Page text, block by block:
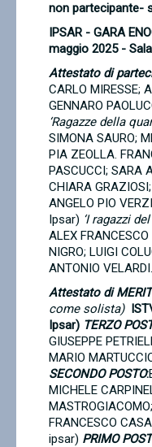
non partecipante-
IPSAR - GARA
maggio 2025-
Attestato di
CARLO MIRESSE;
GENNARO
‘Ragazze della
SIMONA SAURO;
PIA ZEOLLA.
PASCUCCI; SARA
CHIARA
ANGELO PIO
Ipsar) ‘I ragazzi
ALEX
NIGRO; LUIGI
ANTONIO
Attestato di
come solista)
Ipsar) TERZO
GIUSEPPE
MARIO
SECONDO POSTO:
MICHELE
FRANCESCO
ipsar) PRIMO